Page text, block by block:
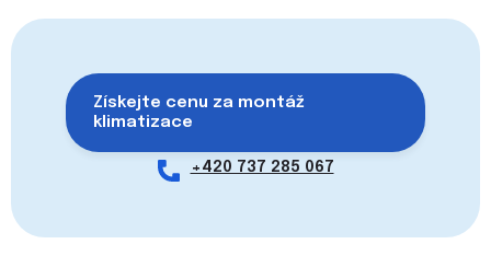
Získejte cenu za montáž
klimatizace
+420 737 285 067